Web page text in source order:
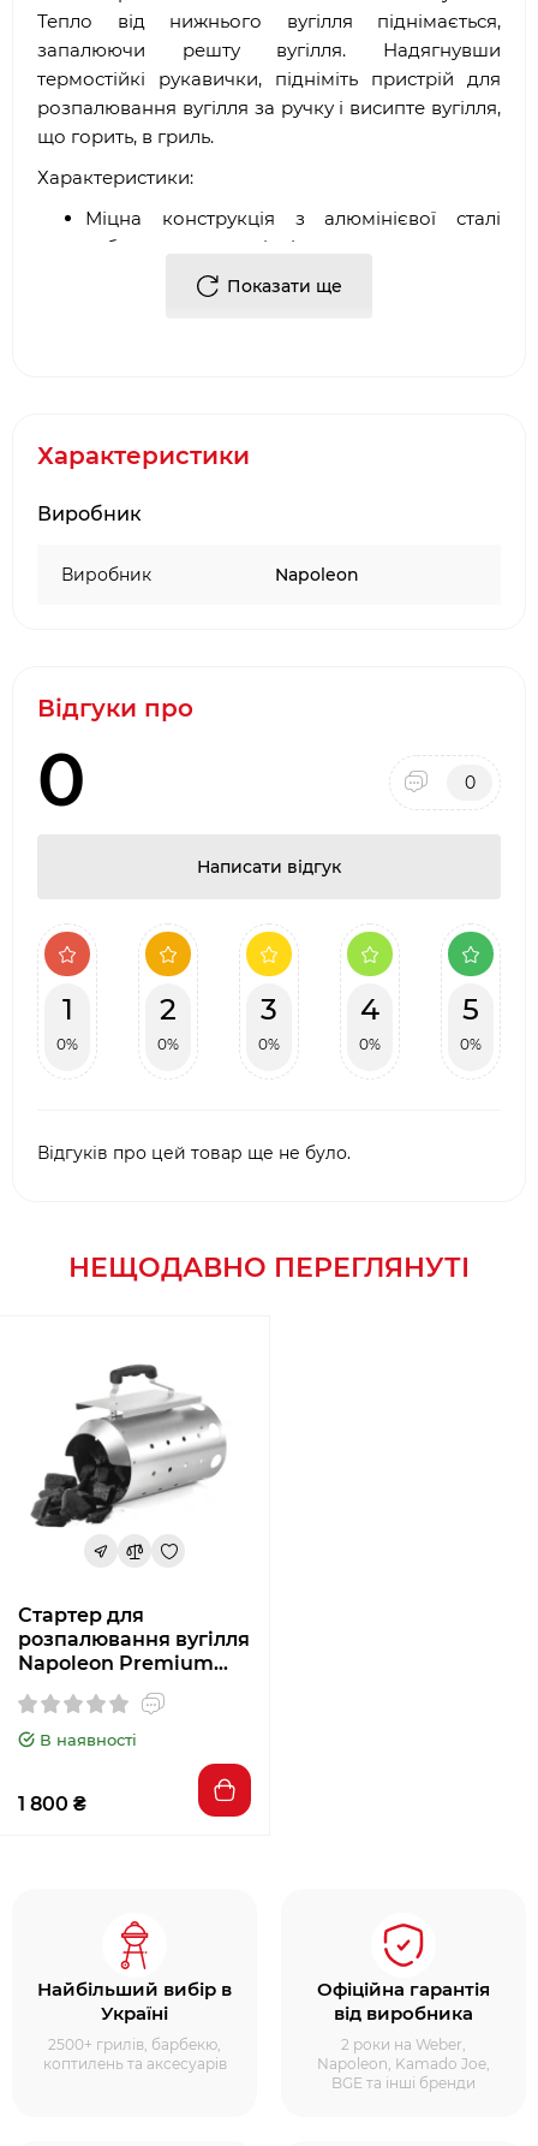
Тепло від нижнього вугілля піднімається,
запалюючи решту вугілля. Надягнувши
термостійкі рукавички, підніміть пристрій для
розпалювання вугілля за ручку і висипте вугілля,
що горить, в гриль.
Характеристики:
Міцна конструкція з алюмінієвої сталі
забезпечує довговічність.
Швидкий та простий спосіб розпалити
для швидкого та безпечного
Заповніть стартер вугіллям, після підпаліть
буде готове до використання.
барбекю.
повітрі, вугілля, що горить, виробляє тепло,
повітрі далеко від горючих матеріалів.
Показати ще
Характеристики
Виробник
Виробник Napoleon
Відгуки про
0 0
Написати відгук
1
0%
2
0%
3
0%
4
0%
5
0%
Відгуків про цей товар ще не було.
НЕЩОДАВНО ПЕРЕГЛЯНУТІ
Стартер для
розпалювання вугілля
Napoleon Premium
В наявності
1 800 ₴
Найбільший вибір в
Україні
2500+ грилів, барбекю,
коптилень та аксесуарів
Офіційна гарантія
від виробника
2 роки на Weber,
Napoleon, Kamado Joe,
BGE та інші бренди